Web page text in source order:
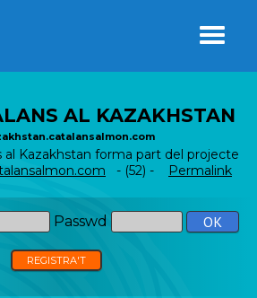
AL KAZAKHSTAN
al Kazakhstan forma part del projecte
- (52) -
Permalink
Passwd
REGISTRA'T